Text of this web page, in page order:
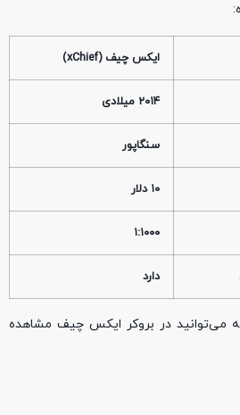
ایکس چیف (xChief)
۲۰۱۴ میلادی
سنگاپور
۱۰ دلار
۱:۱۰۰۰
دارد
می‌توانید در بروکر ایکس چیف مشاهده